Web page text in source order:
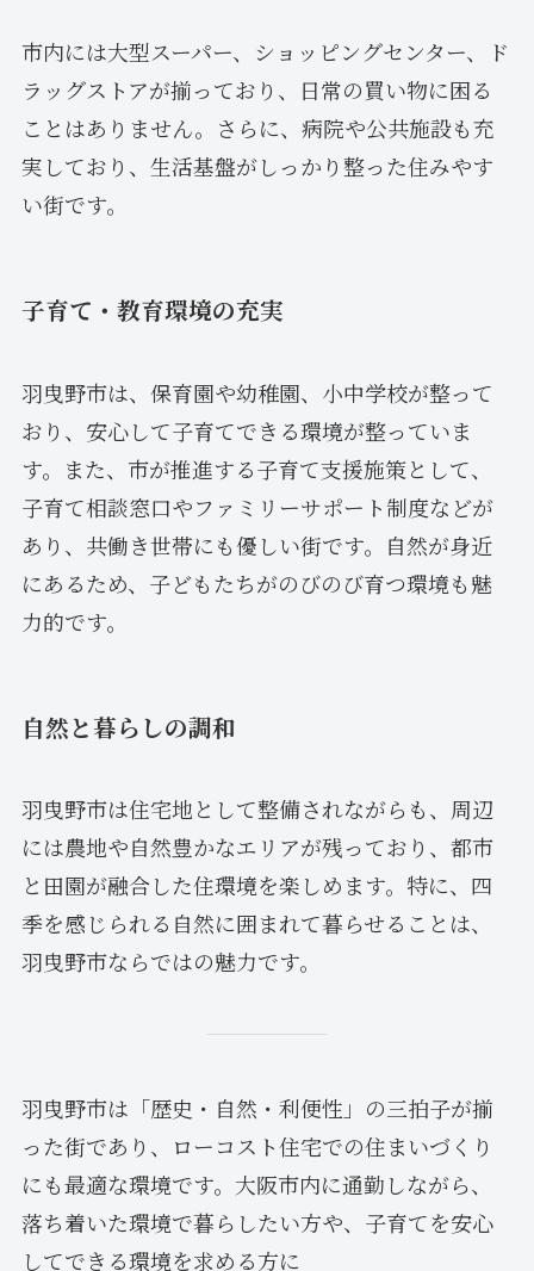
市内には大型スーパー、ショッピングセンター、ド
ラッグストアが揃っており、日常の買い物に困る
ことはありません。さらに、病院や公共施設も充
実しており、生活基盤がしっかり整った住みやす
い街です。
子育て・教育環境の充実
羽曳野市は、保育園や幼稚園、小中学校が整って
おり、安心して子育てできる環境が整っていま
す。また、市が推進する子育て支援施策として、
子育て相談窓口やファミリーサポート制度などが
あり、共働き世帯にも優しい街です。自然が身近
にあるため、子どもたちがのびのび育つ環境も魅
力的です。
自然と暮らしの調和
羽曳野市は住宅地として整備されながらも、周辺
には農地や自然豊かなエリアが残っており、都市
と田園が融合した住環境を楽しめます。特に、四
季を感じられる自然に囲まれて暮らせることは、
羽曳野市ならではの魅力です。
羽曳野市は「歴史・自然・利便性」の三拍子が揃
った街であり、ローコスト住宅での住まいづくり
にも最適な環境です。大阪市内に通勤しながら、
落ち着いた環境で暮らしたい方や、子育てを安心
してできる環境を求める方に